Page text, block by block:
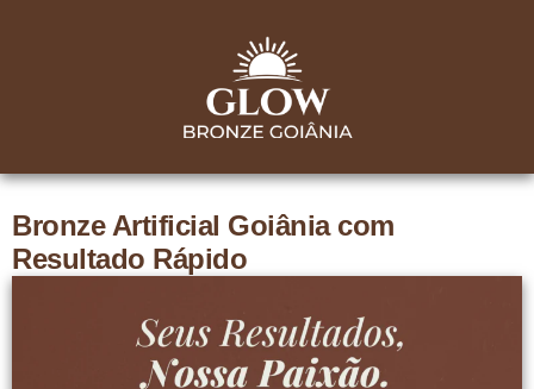
Bronze Artificial Goiânia com
Resultado Rápido